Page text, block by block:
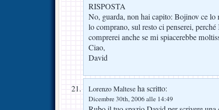
RISPOSTA
No, guarda, non hai capito: Bojinov ce lo
lo comprano, sul resto ci penserei,
comprerei anche se mi spiacerebbe
Ciao,
David
Lorenzo Maltese ha scritto:
Dicembre 30th, 2006 alle 14:49